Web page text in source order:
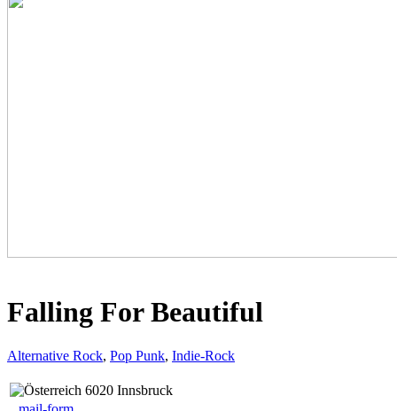
Falling For Beautiful
Alternative Rock, Pop Punk, Indie-Rock
6020 Innsbruck